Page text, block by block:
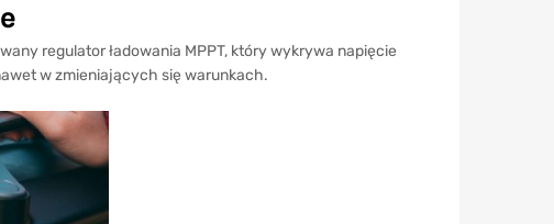
regulator ładowania MPPT, który wykrywa napięcie
w zmieniających się warunkach.